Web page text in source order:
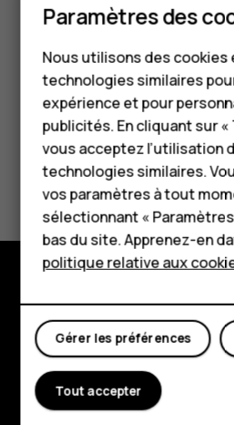
Smartphones
Téléphones
HMD Terra M
Pour les
Tablettes
Boutique
Mon compte
Suivez les instructions
téléphone.
Avez-vous trouvé cela
Oui Non
Boutique
À propos
Planet and people
Paramètres des
Nous utilisons des cookies
technologies similaires
expérience et pour
publicités. En cliquant sur
vous acceptez l’utilisation
technologies similaires.
vos paramètres à tout
sélectionnant «
bas du site. Apprenez-en
politique relative aux
Gérer les préférences
Tout accepter